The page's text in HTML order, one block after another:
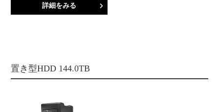
詳細をみる
置き型HDD 144.0TB